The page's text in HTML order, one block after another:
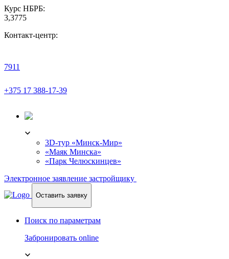
Курс НБРБ:
3,3775
Контакт-центр:
7911
+375 17 388-17-39
3D-тур «Минск-Мир»
«Маяк Минска»
«Парк Челюскинцев»
Электронное заявление застройщику
Оставить заявку
Поиск по параметрам
Забронировать online